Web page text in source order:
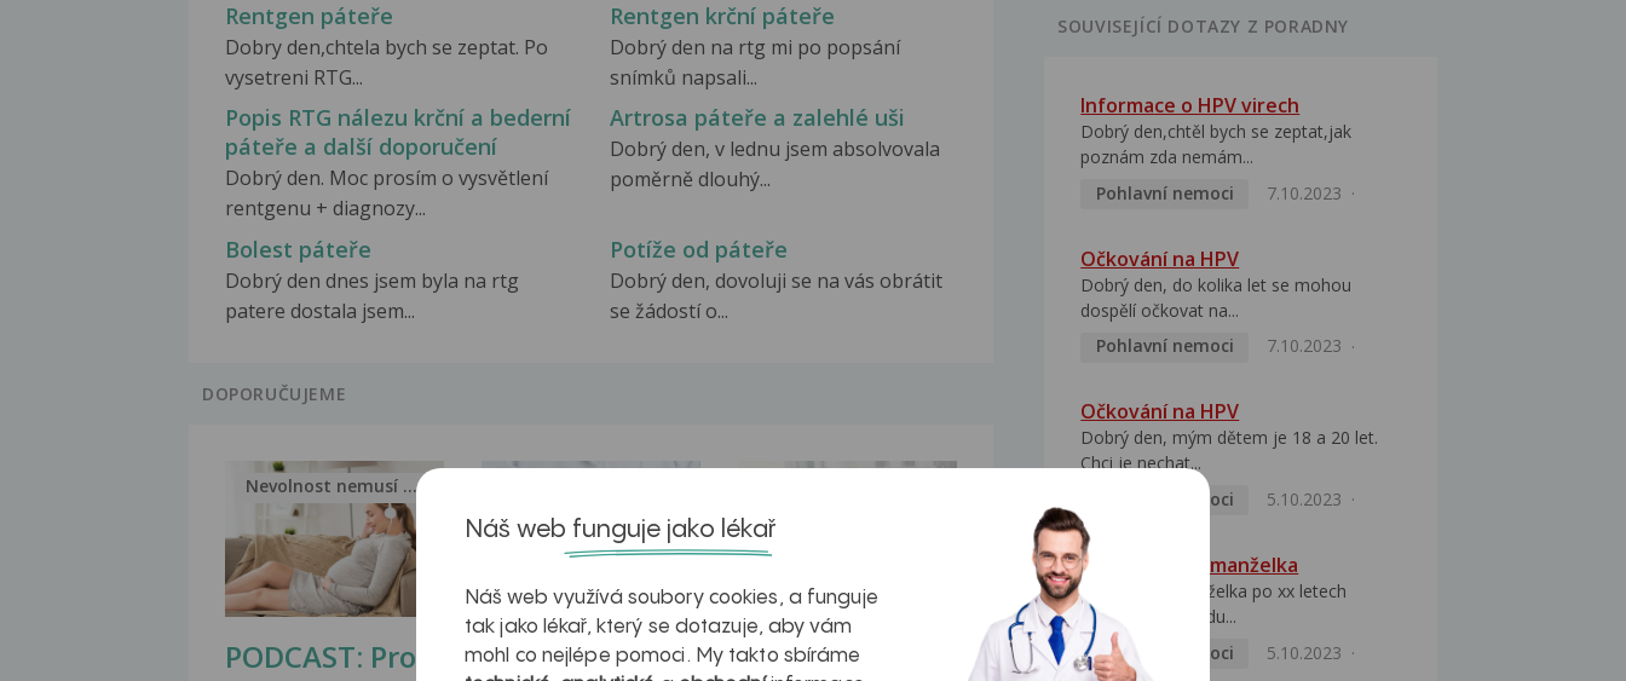
Rentgen páteře
Dobry den,chtela bych se zeptat. Po
vysetreni RTG...
Rentgen krční páteře
Dobrý den na rtg mi po popsání
snímků napsali...
Popis RTG nálezu krční a bederní
páteře a další doporučení
Dobrý den. Moc prosím o vysvětlení
rentgenu + diagnozy...
Artrosa páteře a zalehlé uši
Dobrý den, v lednu jsem absolvovala
poměrně dlouhý...
Bolest páteře
Dobrý den dnes jsem byla na rtg
patere dostala jsem...
Potíže od páteře
Dobrý den, dovoluji se na vás obrátit
se žádostí o...
DOPORUČUJEME
PODCAST: Proč
Nevolnost nemusí být nutnou...
Ztukovatění
Inovativní
SOUVISEJÍCÍ DOTAZY Z PORADNY
Informace o HPV virech
Dobrý den,chtěl bych se zeptat,jak
poznám zda nemám...
Pohlavní nemoci
7.10.2023
Očkování na HPV
Dobrý den, do kolika let se mohou
dospělí očkovat na...
Pohlavní nemoci
7.10.2023
Očkování na HPV
Dobrý den, mým dětem je 18 a 20 let.
Chci je nechat...
Pohlavní nemoci
5.10.2023
HPV pozitivní manželka
Dobrý den, manželka po xx letech
přivezla z Východu...
Pohlavní nemoci
5.10.2023
Náš web funguje jako lékař
Náš web využívá soubory cookies, a funguje
tak jako lékař, který se dotazuje, aby vám
mohl co nejlépe pomoci. My takto sbíráme